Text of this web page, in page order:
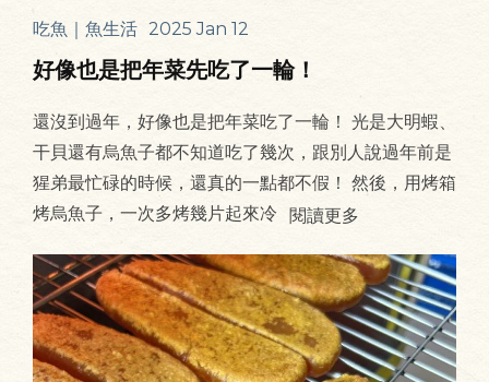
吃魚｜魚生活 2025 Jan 12
好像也是把年菜先吃了一輪！
還沒到過年，好像也是把年菜吃了一輪！ 光是大明蝦、
干貝還有烏魚子都不知道吃了幾次，跟別人說過年前是
猩弟最忙碌的時候，還真的一點都不假！ 然後，用烤箱
烤烏魚子，一次多烤幾片起來冷 閱讀更多